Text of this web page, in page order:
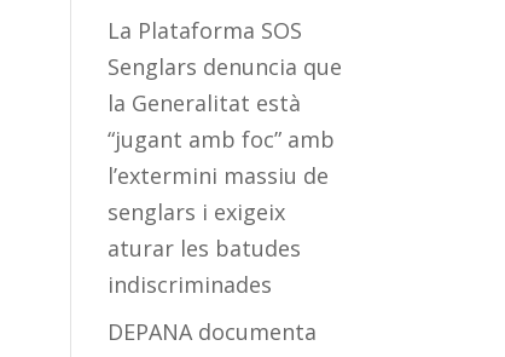
La Plataforma SOS
Senglars denuncia que
la Generalitat està
“jugant amb foc” amb
l’extermini massiu de
senglars i exigeix
aturar les batudes
indiscriminades
DEPANA documenta